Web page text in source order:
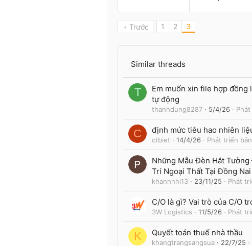
0
Trước 1 2 3
Similar threads
T
Em muốn xin file hợp đồng
tự động
thanhdung8287 5/4/26
C định mức tiêu hao nhiên
ctbiet 14/4/26 Phát triển
Những Mẫu Đèn Hắt
Trí Ngoại Thất Tại Đồng Nai
khanhnhi13 23/11/25 Phát
C/O là gì? Vai trò của C/O
3W Logistics 11/5/26 Phát
K Quyết toán thuế nhà thầu
khangtrangsangsua 22/7/25